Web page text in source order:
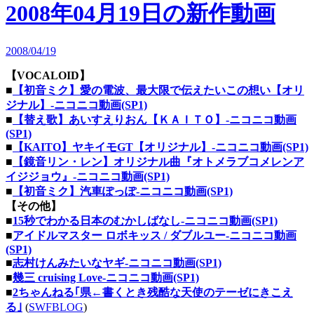
2008年04月19日の新作動画
2008/04/19
【VOCALOID】
■ 【初音ミク】愛の電波、最大限で伝えたいこの想い【オリ
ジナル】‐ニコニコ動画(SP1)
■ 【替え歌】あいすえりおん【ＫＡＩＴＯ】‐ニコニコ動画
(SP1)
■ 【KAITO】ヤキイモGT【オリジナル】‐ニコニコ動画(SP1)
■ 【鏡音リン・レン】オリジナル曲『オトメラブコメレンア
イジジョウ』‐ニコニコ動画(SP1)
■ 【初音ミク】汽車ぽっぽ‐ニコニコ動画(SP1)
【その他】
■15秒でわかる日本のむかしばなし‐ニコニコ動画(SP1)
■アイドルマスター ロボキッス / ダブルユー‐ニコニコ動画
(SP1)
■志村けんみたいなヤギ‐ニコニコ動画(SP1)
■幾三 cruising Love‐ニコニコ動画(SP1)
■2ちゃんねる｢県←書くとき残酷な天使のテーゼにきこえ
る｣ (SWFBLOG)